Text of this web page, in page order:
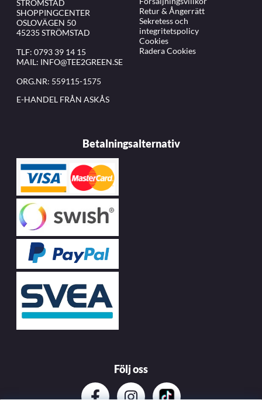
STRÖMSTAD
SHOPPINGCENTER
OSLOVÄGEN 50
45235 STRÖMSTAD
TLF: 0793 39 14 15
MAIL: INFO@TEE2GREEN.SE
ORG.NR: 559115-1575
E-HANDEL FRÅN ASKÅS
Retur & Ångerrätt
Sekretess och
integritetspolicy
Cookies
Radera Cookies
Betalningsalternativ
Följ oss